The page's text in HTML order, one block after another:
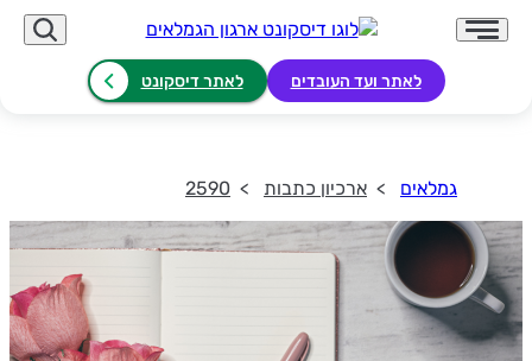
לאתר ועד העובדים לאתר דיסקונט
גמלאים ארכיון כתבות 2590